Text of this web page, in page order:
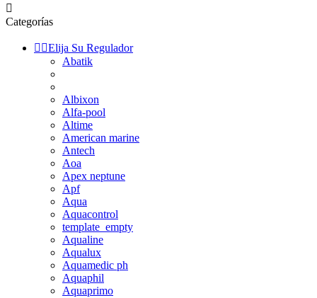

Categorías
 Elija Su Regulador
Abatik
Albixon
Alfa-pool
Altime
American marine
Antech
Aoa
Apex neptune
Apf
Aqua
Aquacontrol
template_empty
Aqualine
Aqualux
Aquamedic ph
Aquaphil
Aquaprimo